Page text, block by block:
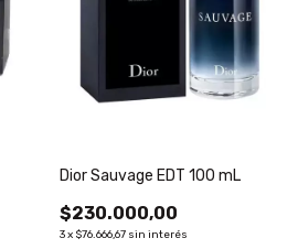
Dior Sauvage EDT 100 mL
$230.000,00
3x $76.666,67 sin interés